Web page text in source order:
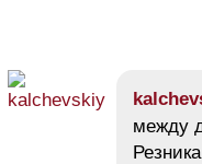
между